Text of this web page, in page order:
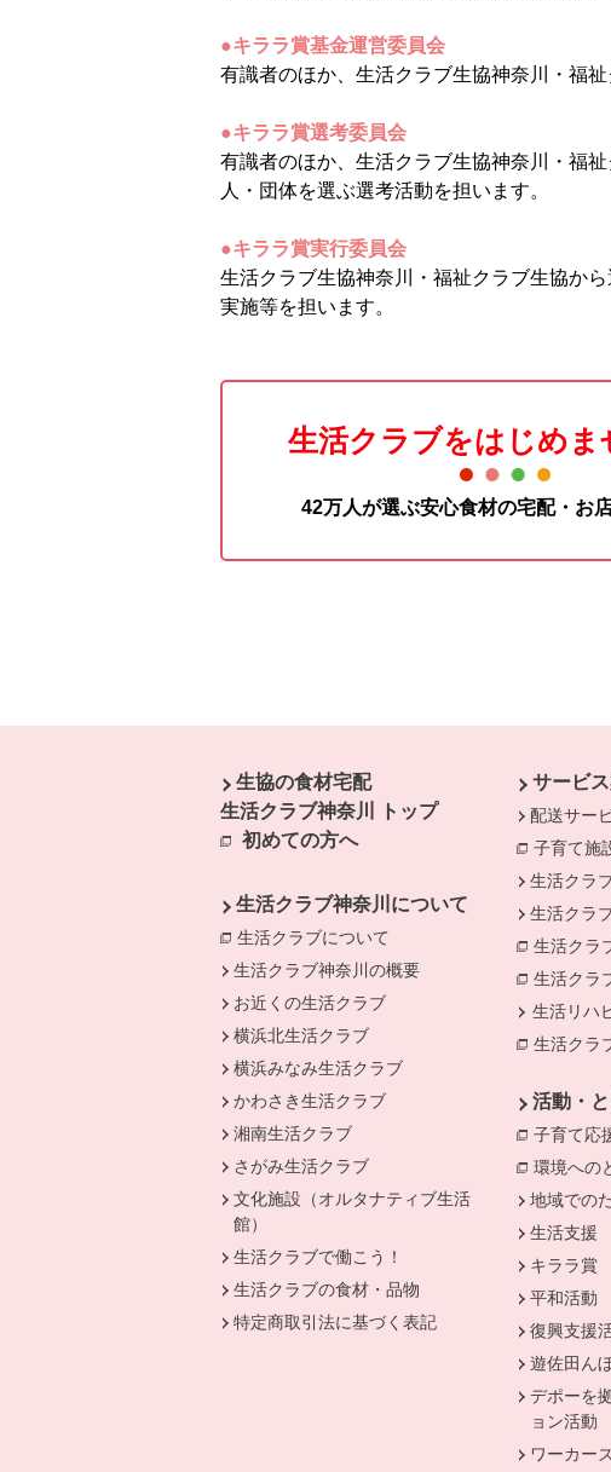
●キララ賞基金運営委員会
有識者のほか、生活クラブ生協神奈川・福
●キララ賞選考委員会
有識者のほか、生活クラブ生協神奈川・福
人・団体を選ぶ選考活動を担います。
●キララ賞実行委員会
生活クラブ生協神奈川・福祉クラブ生協か
実施等を担います。
生活クラブをはじめま
42万人が選ぶ安心食材の宅配・お
生協の食材宅配
生活クラブ神奈川 トップ
初めての方へ
生活クラブ神奈川について
生活クラブについて
別のウィンドウで開きます。
生活クラブ神奈川の概要
お近くの生活クラブ
横浜北生活クラブ
横浜みなみ生活クラブ
かわさき生活クラブ
湘南生活クラブ
さがみ生活クラブ
文化施設（オルタナティブ生活
館）
生活クラブで働こう！
生活クラブの食材・品物
特定商取引法に基づく表記
サービ
配送サー
子育て施
生活クラ
生活クラ
生活クラ
生活クラ
生活リハ
生活クラ
活動・
子育て応
環境への
地域での
生活支援
キララ賞
平和活動
復興支援
遊佐田ん
デポーを
ョン活動
ワーカー